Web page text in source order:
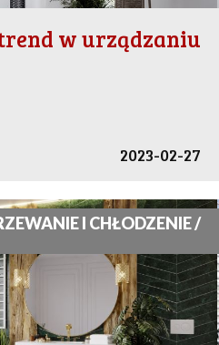
w urządzaniu
2023-02-27
I CHŁODZENIE /